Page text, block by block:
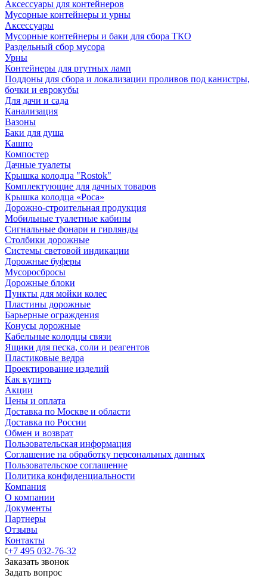
Аксессуары для контейнеров
Мусорные контейнеры и урны
Аксессуары
Мусорные контейнеры и баки для сбора ТКО
Раздельный сбор мусора
Урны
Контейнеры для ртутных ламп
Поддоны для сбора и локализации проливов под канистры,
бочки и еврокубы
Для дачи и сада
Канализация
Вазоны
Баки для душа
Кашпо
Компостер
Дачные туалеты
Крышка колодца "Rostok"
Комплектующие для дачных товаров
Крышка колодца «Роса»
Дорожно-строительная продукция
Мобильные туалетные кабины
Сигнальные фонари и гирлянды
Столбики дорожные
Системы световой индикации
Дорожные буферы
Мусоросбросы
Дорожные блоки
Пункты для мойки колес
Пластины дорожные
Барьерные ограждения
Конусы дорожные
Кабельные колодцы связи
Ящики для песка, соли и реагентов
Пластиковые ведра
Проектирование изделий
Как купить
Акции
Цены и оплата
Доставка по Москве и области
Доставка по России
Обмен и возврат
Пользовательская информация
Соглашение на обработку персональных данных
Пользовательское соглашение
Политика конфиденциальности
Компания
О компании
Документы
Партнеры
Отзывы
Контакты
+7 495 032-76-32
Заказать звонок
Задать вопрос